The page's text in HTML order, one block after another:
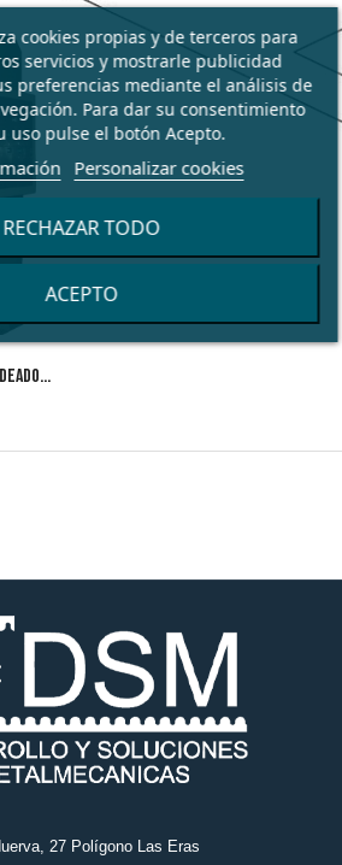
TROQUELADO DE...
27 Polígono Las Eras
cookies propias y de terceros para
servicios y mostrarle publicidad
preferencias mediante el análisis de
Para dar su consentimiento
uso pulse el botón Acepto.
Personalizar cookies
RECHAZAR TODO
ACEPTO